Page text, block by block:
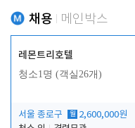
채용 메인박스
레몬트리호텔
청소1명 (객실26개)
서울 종로구 월 2,600,000원